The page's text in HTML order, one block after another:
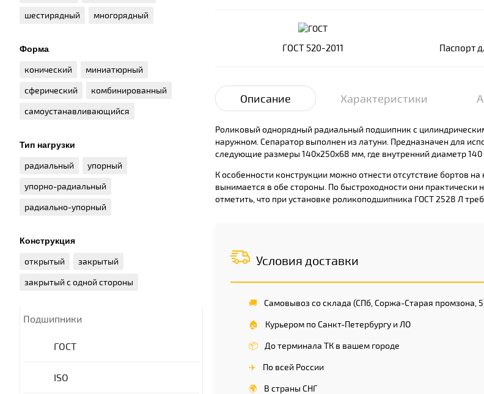
ГОСТ 520-2011 Паспорт
Описание Характеристики
Роликовый однорядный радиальный подшипник с
наружном. Сепаратор выполнен из латуни. Предназначен для
следующие размеры 140x250x68 мм, где внутренний диаметр
К особенности конструкции можно отнести отсутствие бортов
вынимается в обе стороны. По быстроходности они
отметить, что при установке роликоподшипника ГОСТ 2528 Л
Условия доставки
🚚 Самовывоз со склада (СПб, Соржа-Старая промзона,
🏠 Курьером по Санкт-Петербургу и ЛО
📦 До терминала ТК в вашем городе
✈️ По всей России
🌍 В страны СНГ
шестирядный
многорядный
Форма
конический
миниатюрный
сферический
комбинированный
самоустанавливающийся
Тип нагрузки
радиальный
упорный
упорно-радиальный
радиально-упорный
Конструкция
открытый
закрытый
закрытый с одной стороны
Подшипники
ГОСТ
ISO